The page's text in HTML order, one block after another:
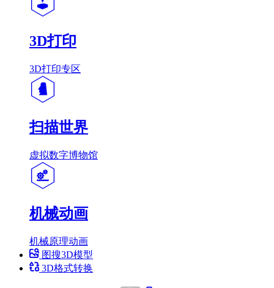
3D打印
3D打印专区
扫描世界
虚拟数字博物馆
机械动画
机械原理动画
图搜3D模型
3D格式转换